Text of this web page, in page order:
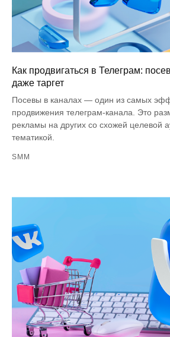
Как продвигаться в Телеграм:
даже таргет
Посевы в каналах — один из самых
продвижения телеграм-канала. Это
рекламы на других со схожей целевой
тематикой.
SMM